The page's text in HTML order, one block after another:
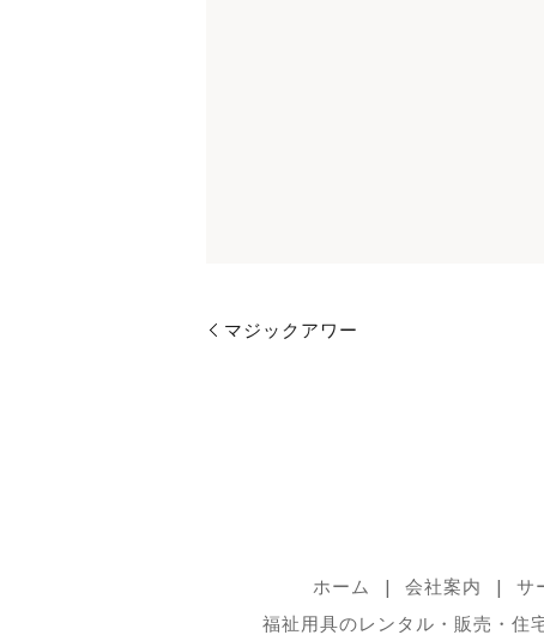
マジックアワー
ホーム 会社案内 サ
福祉用具のレンタル・販売・住